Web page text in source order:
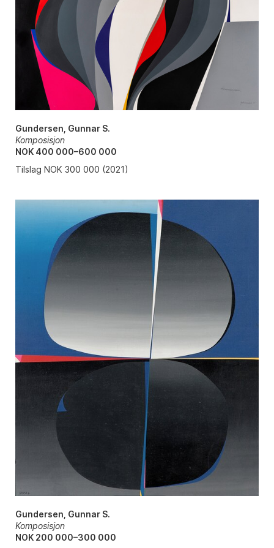
Gundersen, Gunnar S.
Komposisjon
NOK 400 000–600 000
Tilslag NOK 300 000 (2021)
Gundersen, Gunnar S.
Komposisjon
NOK 200 000–300 000